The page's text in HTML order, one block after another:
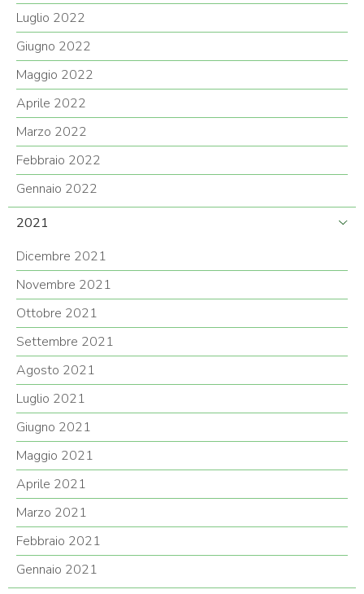
Luglio 2022
Giugno 2022
Maggio 2022
Aprile 2022
Marzo 2022
Febbraio 2022
Gennaio 2022
2021
Dicembre 2021
Novembre 2021
Ottobre 2021
Settembre 2021
Agosto 2021
Luglio 2021
Giugno 2021
Maggio 2021
Aprile 2021
Marzo 2021
Febbraio 2021
Gennaio 2021